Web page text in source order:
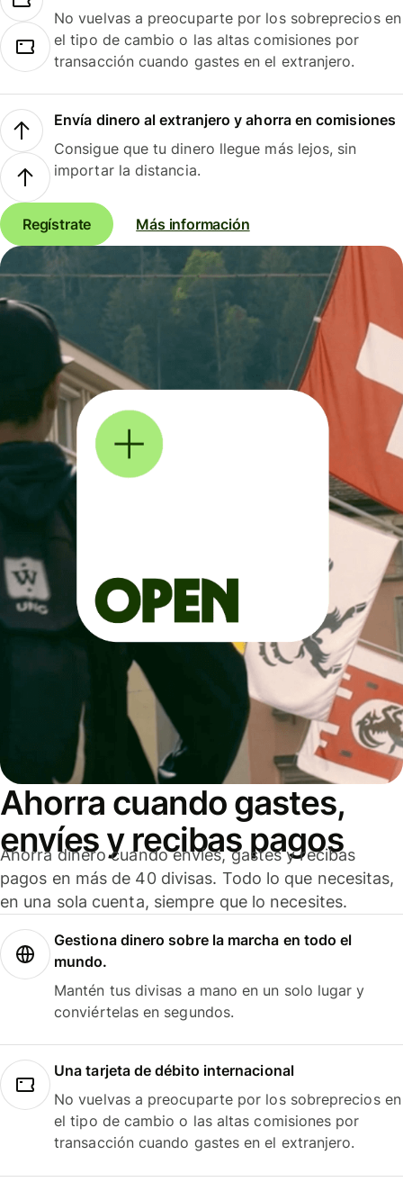
No vuelvas a preocuparte por los sobreprecios en
el tipo de cambio o las altas comisiones por
transacción cuando gastes en el extranjero.
Envía dinero al extranjero y ahorra en comisiones
Consigue que tu dinero llegue más lejos, sin
importar la distancia.
Regístrate Más información
Ahorra cuando gastes,
envíes y recibas pagos
Ahorra dinero cuando envíes, gastes y recibas
pagos en más de 40 divisas. Todo lo que necesitas,
en una sola cuenta, siempre que lo necesites.
Gestiona dinero sobre la marcha en todo el
mundo.
Mantén tus divisas a mano en un solo lugar y
conviértelas en segundos.
Una tarjeta de débito internacional
No vuelvas a preocuparte por los sobreprecios en
el tipo de cambio o las altas comisiones por
transacción cuando gastes en el extranjero.